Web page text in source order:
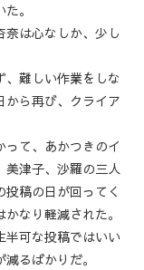
。
は心なしか、少し
難しい作業をしな
から再び、クライア
て、あかつきのイ
美津子、沙羅の三人
稿の日が回ってく
なり軽減された。
可な投稿ではいい
るばかりだ。